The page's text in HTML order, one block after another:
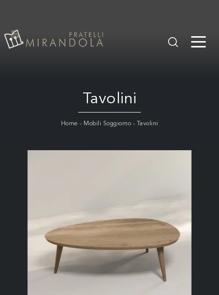
Tavolini
Home - Mobili Soggiorno - Tavolini